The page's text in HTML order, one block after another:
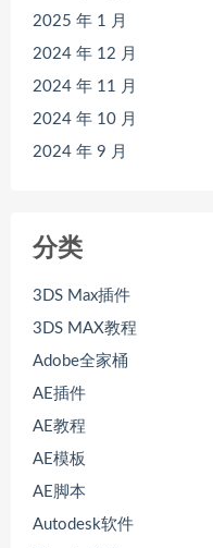
2025 年 1 月
2024 年 12 月
2024 年 11 月
2024 年 10 月
2024 年 9 月
分类
3DS Max插件
3DS MAX教程
Adobe全家桶
AE插件
AE教程
AE模板
AE脚本
Autodesk软件